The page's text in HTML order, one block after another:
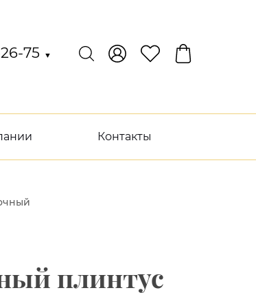
75 ▼
Контакты
плинтус